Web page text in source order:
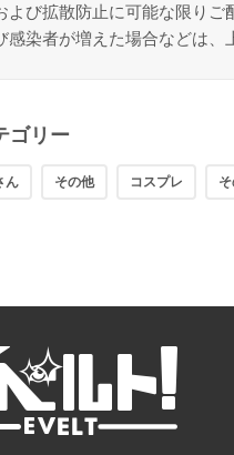
よび拡散防止に可能な限りご
感染者が増えた場合などは、
ゴリー
ん その他 コスプレ